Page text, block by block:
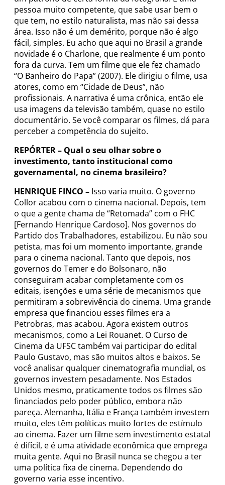
pessoa muito competente, que sabe usar bem o
que tem, no estilo naturalista, mas não sai dessa
área. Isso não é um demérito, porque não é algo
fácil, simples. Eu acho que aqui no Brasil a grande
novidade é o Charlone, que realmente é um ponto
fora da curva. Tem um filme que ele fez chamado
“O Banheiro do Papa” (2007). Ele dirigiu o filme, usa
atores, como em “Cidade de Deus”, não
profissionais. A narrativa é uma crônica, então ele
usa imagens da televisão também, quase no estilo
documentário. Se você comparar os filmes, dá para
perceber a competência do sujeito.
REPÓRTER – Qual o seu olhar sobre o
investimento, tanto institucional como
governamental, no cinema brasileiro?
HENRIQUE FINCO – Isso varia muito. O governo
Collor acabou com o cinema nacional. Depois, tem
o que a gente chama de “Retomada” com o FHC
[Fernando Henrique Cardoso]. Nos governos do
Partido dos Trabalhadores, estabilizou. Eu não sou
petista, mas foi um momento importante, grande
para o cinema nacional. Tanto que depois, nos
governos do Temer e do Bolsonaro, não
conseguiram acabar completamente com os
editais, isenções e uma série de mecanismos que
permitiram a sobrevivência do cinema. Uma grande
empresa que financiou esses filmes era a
Petrobras, mas acabou. Agora existem outros
mecanismos, como a Lei Rouanet. O Curso de
Cinema da UFSC também vai participar do edital
Paulo Gustavo, mas são muitos altos e baixos. Se
você analisar qualquer cinematografia mundial, os
governos investem pesadamente. Nos Estados
Unidos mesmo, praticamente todos os filmes são
financiados pelo poder público, embora não
pareça. Alemanha, Itália e França também investem
muito, eles têm políticas muito fortes de estímulo
ao cinema. Fazer um filme sem investimento estatal
é difícil, e é uma atividade econômica que emprega
muita gente. Aqui no Brasil nunca se chegou a ter
uma política fixa de cinema. Dependendo do
governo varia esse incentivo.